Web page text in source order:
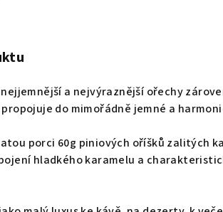
a nejvýraznější ořechy
do mimořádně jemné a
porci 60g piniových oříšků zalitých
hladkého karamelu a